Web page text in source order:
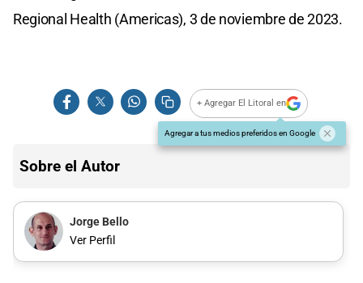
Regional Health (Americas), 3 de noviembre de 2023.
+ Agregar El Litoral en
Agregar a tus medios preferidos en Google
Sobre el Autor
Jorge Bello
Ver Perfil